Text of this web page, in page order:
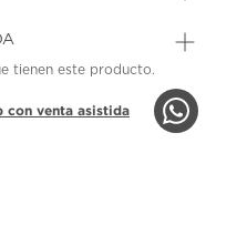
tienen este producto.
con venta asistida